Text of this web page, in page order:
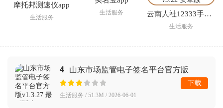
摩托邦测速仪app
生活服务
生活服务 云南人社12333手机app下载最新版
生活服务
4 山东市场监管电子签名平台官方版
生活服务 / 51.3M / 2026-06-01
下载